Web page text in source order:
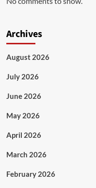
Archives
August 2026
July 2026
June 2026
May 2026
April 2026
March 2026
February 2026